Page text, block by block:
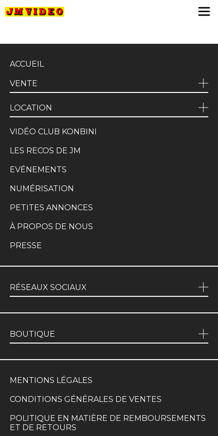
ACCUEIL
VENTE
LOCATION
VIDÉO CLUB KONBINI
LES RECOS DE JM
EVÉNEMENTS
NUMÉRISATION
PETITES ANNONCES
À PROPOS DE NOUS
PRESSE
RÉSEAUX SOCIAUX
BOUTIQUE
MENTIONS LÉGALES
CONDITIONS GÉNÉRALES DE VENTES
POLITIQUE EN MATIÈRE DE REMBOURSEMENTS
ET DE RETOURS